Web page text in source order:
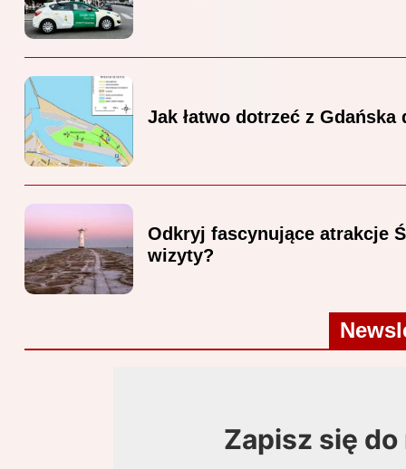
Jak łatwo dotrzeć z
Odkryj fascynujące atrakcje
wizyty?
Zapisz się